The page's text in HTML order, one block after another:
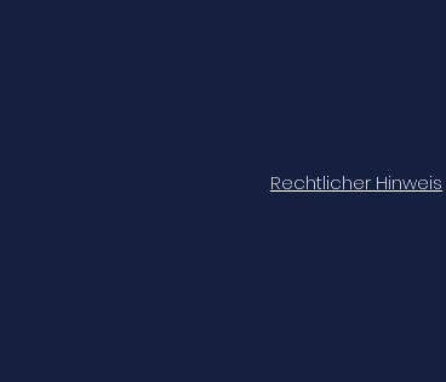
Rechtlicher Hinweis